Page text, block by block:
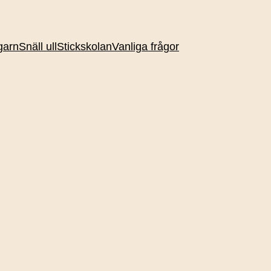
Snäll ull StickskolanVanliga frågor